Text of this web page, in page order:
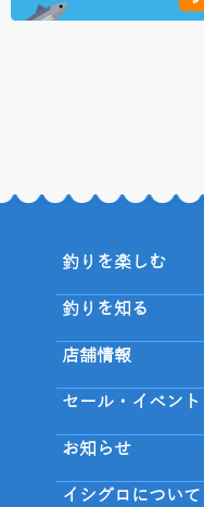
釣りを楽しむ
釣りを知る
店舗情報
セール・イベント
お知らせ
イシグロについて